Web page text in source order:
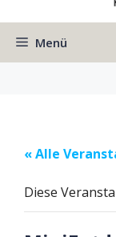
Menü
« Alle
Diese